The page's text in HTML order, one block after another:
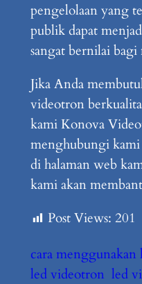
pengelolaan yang
publik dapat
sangat bernilai bagi
Jika Anda
videotron
kami Konova
menghubungi kami
di halaman web
kami akan
Post Views: 201
cara
led videotron led